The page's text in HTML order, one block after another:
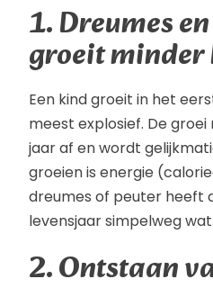
1. Dreumes
groeit
Een kind groeit in het
meest explosief. De
jaar af en wordt
groeien is energie
dreumes of peuter heeft
levensjaar simpelweg
2. Ontstaan